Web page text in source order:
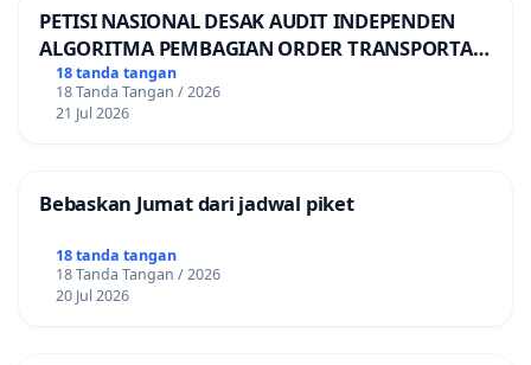
PETISI NASIONAL DESAK AUDIT INDEPENDEN
ALGORITMA PEMBAGIAN ORDER TRANSPORTASI
ONLINE
18 tanda tangan
18 Tanda Tangan / 2026
21 Jul 2026
Bebaskan Jumat dari jadwal piket
18 tanda tangan
18 Tanda Tangan / 2026
20 Jul 2026